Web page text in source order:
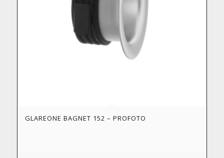
GLAREONE BAGNET 152 – PROFOTO